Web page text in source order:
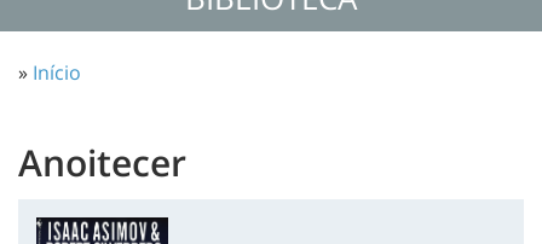
» Início
Anoitecer